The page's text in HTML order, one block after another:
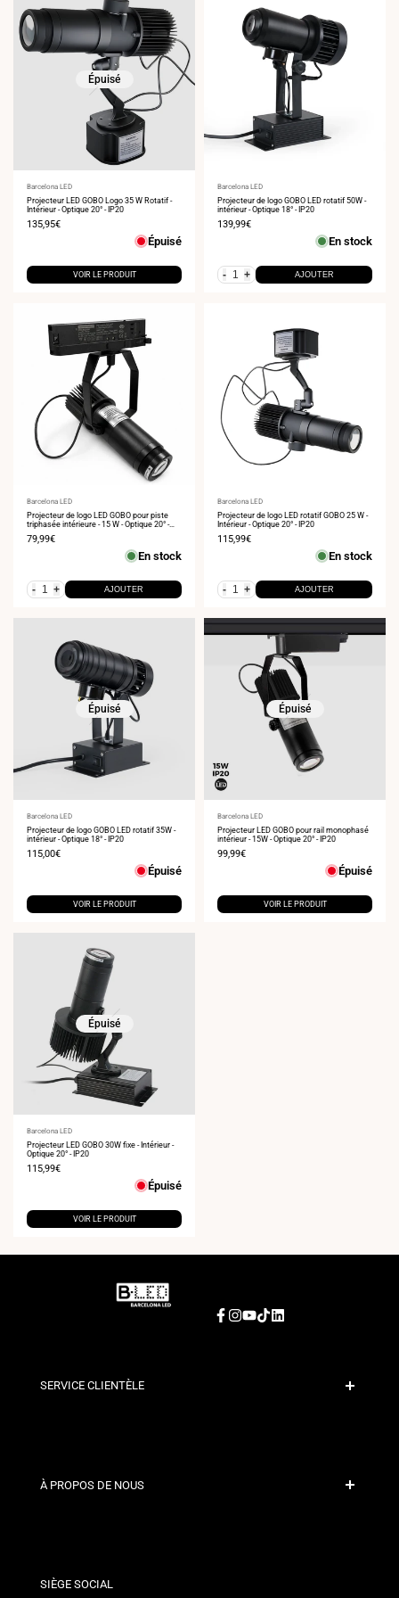
Épuisé
Fournisseur
:
Barcelona LED
Projecteur LED GOBO Logo 35 W Rotatif -
Intérieur - Optique 20° - IP20
Prix
135,95€
Épuisé
VOIR LE PRODUIT
Fournisseur
:
Barcelona LED
Projecteur de logo GOBO LED rotatif 50W -
intérieur - Optique 18° - IP20
Prix
139,99€
En stock
- + AJOUTER
Fournisseur
:
Barcelona LED
Projecteur de logo LED GOBO pour piste
triphasée intérieure - 15 W - Optique 20° -
IP20
Prix
79,99€
En stock
- + AJOUTER
Fournisseur
:
Barcelona LED
Projecteur de logo LED rotatif GOBO 25 W -
Intérieur - Optique 20° - IP20
Prix
115,99€
En stock
- + AJOUTER
Épuisé
Fournisseur
:
Barcelona LED
Projecteur de logo GOBO LED rotatif 35W -
intérieur - Optique 18° - IP20
Prix
115,00€
Épuisé
VOIR LE PRODUIT
Épuisé
Fournisseur
:
Barcelona LED
Projecteur LED GOBO pour rail monophasé
intérieur - 15W - Optique 20° - IP20
Prix
99,99€
Épuisé
VOIR LE PRODUIT
Épuisé
Fournisseur
:
Barcelona LED
Projecteur LED GOBO 30W fixe - Intérieur -
Optique 20° - IP20
Prix
115,99€
Épuisé
VOIR LE PRODUIT
Facebook
Instagram
YouTube
TikTokLinkedIn
SERVICE CLIENTÈLE
Contact
À PROPOS DE NOUS
Nos Magasins
SIÈGE SOCIAL